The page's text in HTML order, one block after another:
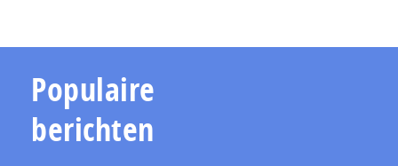
Populaire
berichten